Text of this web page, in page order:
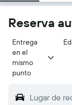
Reserva
Entrega
en el
mismo
punto
Lugar de